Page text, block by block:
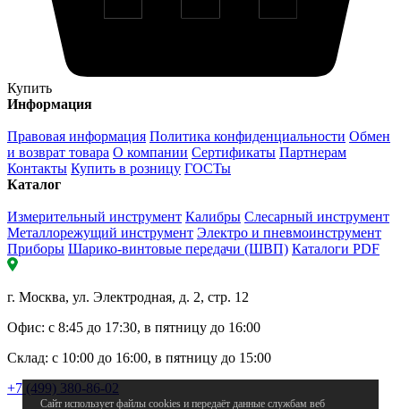
Купить
Информация
Правовая информация Политика конфиденциальности Обмен
и возврат товара О компании Сертификаты Партнерам
Контакты Купить в розницу ГОСТы
Каталог
Измерительный инструмент Калибры Слесарный инструмент
Металлорежущий инструмент Электро и пневмоинструмент
Приборы Шарико-винтовые передачи (ШВП) Каталоги PDF
г. Москва, ул. Электродная, д. 2, стр. 12
Офис: с 8:45 до 17:30, в пятницу до 16:00
Склад: с 10:00 до 16:00, в пятницу до 15:00
+7 (499) 380-86-02
Сайт использует файлы cookies и передаёт данные службам веб